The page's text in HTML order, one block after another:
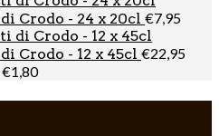
Crodo - 24 x 20cl €7,95
Crodo - 12 x 45cl €22,95
€1,80